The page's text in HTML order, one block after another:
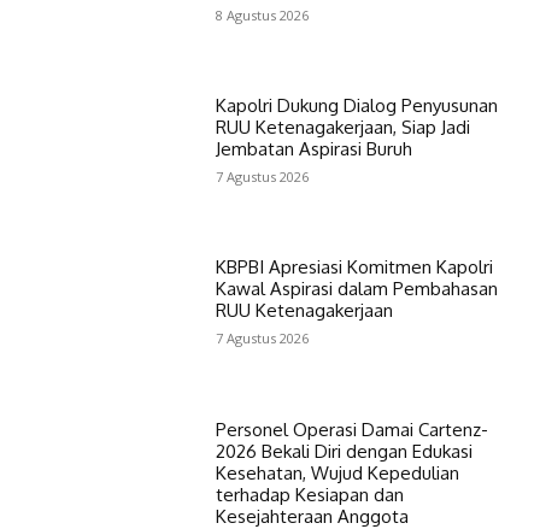
8 Agustus 2026
Kapolri Dukung Dialog Penyusunan
RUU Ketenagakerjaan, Siap Jadi
Jembatan Aspirasi Buruh
7 Agustus 2026
KBPBI Apresiasi Komitmen Kapolri
Kawal Aspirasi dalam Pembahasan
RUU Ketenagakerjaan
7 Agustus 2026
Personel Operasi Damai Cartenz-
2026 Bekali Diri dengan Edukasi
Kesehatan, Wujud Kepedulian
terhadap Kesiapan dan
Kesejahteraan Anggota